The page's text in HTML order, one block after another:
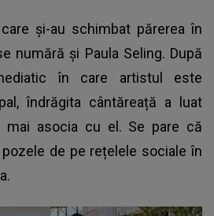
și-au schimbat părerea în
numără și Paula Seling. După
în care artistul este
îndrăgita cântăreață a luat
asocia cu el. Se pare că
de pe rețelele sociale în